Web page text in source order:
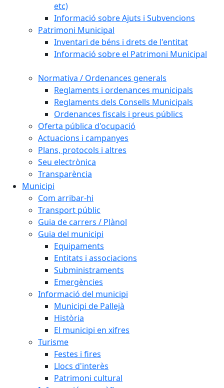
etc)
Informació sobre Ajuts i Subvencions
Patrimoni Municipal
Inventari de béns i drets de l'entitat
Informació sobre el Patrimoni Municipal
Normativa / Ordenances generals
Reglaments i ordenances municipals
Reglaments dels Consells Municipals
Ordenances fiscals i preus públics
Oferta pública d'ocupació
Actuacions i campanyes
Plans, protocols i altres
Seu electrònica
Transparència
Municipi
Com arribar-hi
Transport públic
Guia de carrers / Plànol
Guia del municipi
Equipaments
Entitats i associacions
Subministraments
Emergències
Informació del municipi
Municipi de Pallejà
Història
El municipi en xifres
Turisme
Festes i fires
Llocs d'interès
Patrimoni cultural